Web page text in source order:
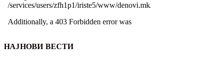
НАЈНОВИ ВЕСТИ